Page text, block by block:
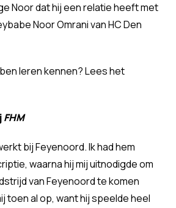
Noor dat hij een relatie heeft met
Noor Omrani van HC Den
leren kennen? Lees het
FHM
bij Feyenoord. Ik had hem
waarna hij mij uitnodigde om
van Feyenoord te komen
toen al op, want hij speelde heel